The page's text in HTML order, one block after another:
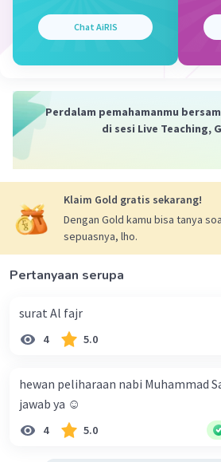
Chat AiRIS
Perdalam pemahamanmu
di sesi Live Teaching,
Klaim Gold gratis sekarang!
Dengan Gold kamu bisa tanya
sepuasnya, lho.
Pertanyaan serupa
surat Al fajr
4 5.0
hewan peliharaan nabi Muhammad Saw
jawab ya ☺️
4 5.0